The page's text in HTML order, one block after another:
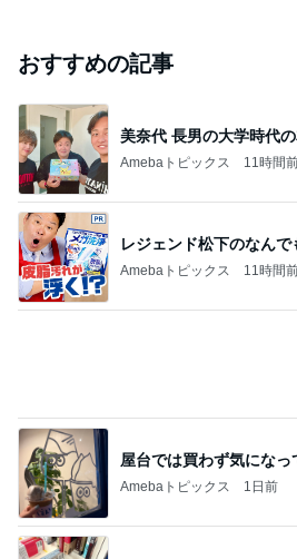
おすすめの記事
美奈代 長男の大学時代
Amebaトピックス 11時間
レジェンド松下のなんで
Amebaトピックス 11時間
屋台では買わず気になっ
Amebaトピックス 1日前